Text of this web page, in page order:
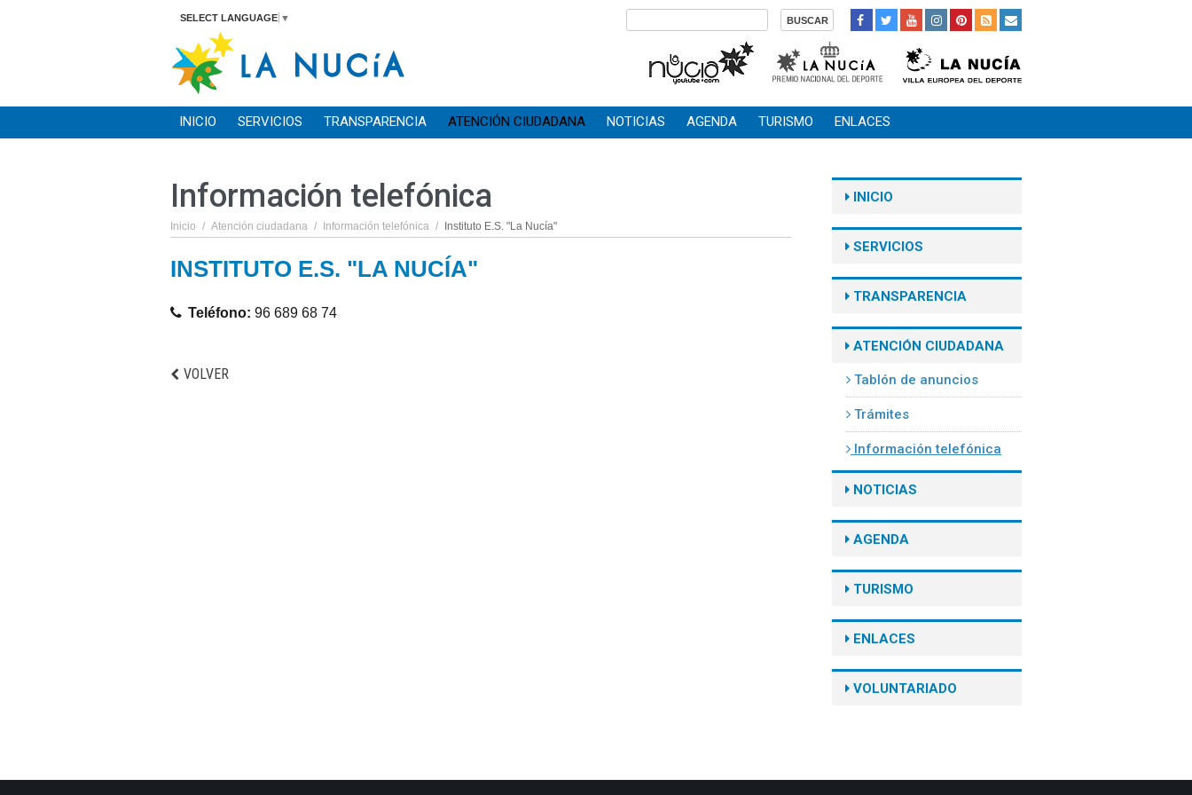
SELECT LANGUAGE ▼
INICIO SERVICIOS TRANSPARENCIA ATENCIÓN CIUDADANA NOTICIAS AGENDA TURISMO ENLACES
Información telefónica
Inicio / Atención ciudadana / Información telefónica / Instituto E.S. "La Nucía"
INSTITUTO E.S. "LA NUCÍA"
Teléfono: 96 689 68 74
VOLVER
INICIO
SERVICIOS
TRANSPARENCIA
ATENCIÓN CIUDADANA
Tablón de anuncios
Trámites
Información telefónica
NOTICIAS
AGENDA
TURISMO
ENLACES
VOLUNTARIADO